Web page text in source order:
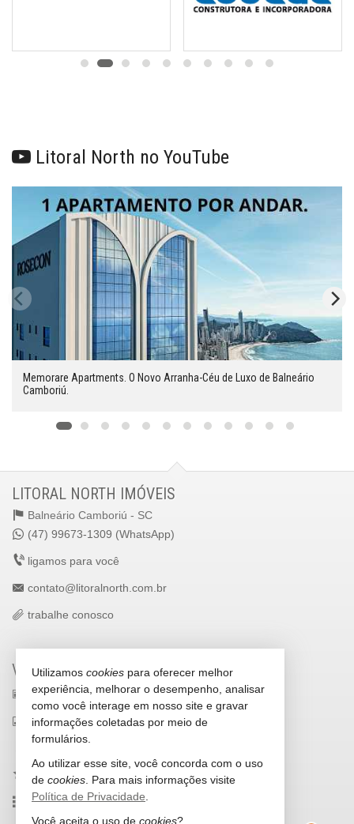
Litoral North no YouTube
Memorare Apartments. O Novo Arranha-Céu de Luxo de Balneário
Camboriú.
LITORAL NORTH IMÓVEIS
Balneário Camboriú - SC
(47) 99673-1309 (WhatsApp)
ligamos para você
contato@litoralnorth.com.br
trabalhe conosco
VEJA MAIS
receba nosso newsletter
indicadores financeiros
imóveis favoritos
mapa de imóveis
Utilizamos cookies para oferecer melhor
experiência, melhorar o desempenho, analisar
como você interage em nosso site e gravar
informações coletadas por meio de
formulários.
Ao utilizar esse site, você concorda com o uso
de cookies . Para mais informações visite
Política de Privacidade
Você aceita o uso de cookies?